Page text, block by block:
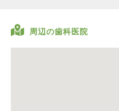
周辺の歯科医院